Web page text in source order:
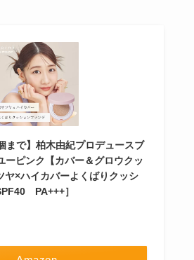
まで】柏木由紀プロデュースブ
ピンク【カバー＆グロウクッ
ヤ×ハイカバーよくばりクッシ
PA+++］